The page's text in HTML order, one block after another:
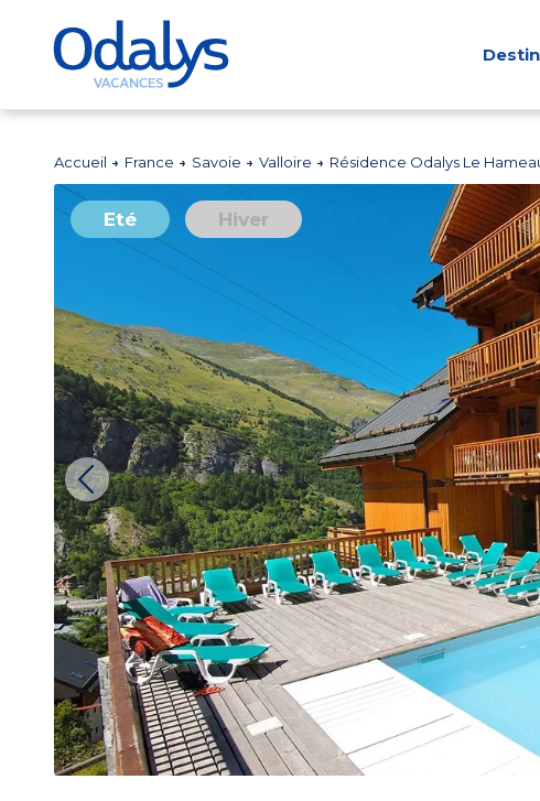
Accueil France Savoie Valloire Résidence Odalys Le
Eté Hiver